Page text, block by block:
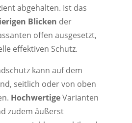
abgehalten. Ist das
Blicken der
offen ausgesetzt,
effektiven Schutz.
kann auf dem
seitlich oder von oben
HochwertigeVarianten
zudem äußerst